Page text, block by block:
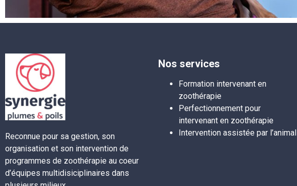
Reconnue pour sa gestion, son
organisation et son intervention de
programmes de zoothérapie au coeur
d’équipes multidisiciplinaires dans
Nos services
Formation intervenant en
zoothérapie
Perfectionnement pour
intervenant en zoothérapie
Intervention assistée par l’animal